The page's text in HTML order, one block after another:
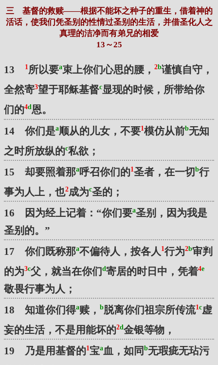
三 基督的救赎——根据不能坏之种子的重生，借着神的
活话，使我们凭圣别的性情过圣别的生活，并借圣化人之
真理的洁净而有弟兄的相爱
13～25
13 1所以要a束上你们心思的腰， 2b谨慎自守，
全然寄3望于耶稣基督c显现的时候，所带给你
们的4d恩。
14 你们是a顺从的儿女，不要1模仿从前b无知
之时所放纵的c私欲；
15 却要照着那a呼召你们的1圣者，在一切 b行
事为人上，也2成为c圣的；
16 因为经上记着：“你们要a圣别，因为我是
圣别的。”
17 你们既称那a不偏待人，按各人1行为2b审判
的为3c父，就当在你们d寄居的时日中，凭着4e
敬畏行事为人；
18 知道你们得a赎， b脱离你们祖宗所传流1c虚
妄的生活，不是用能坏的2d金银等物，
19 乃是用基督的1宝a血，如同 b无瑕疵无玷污